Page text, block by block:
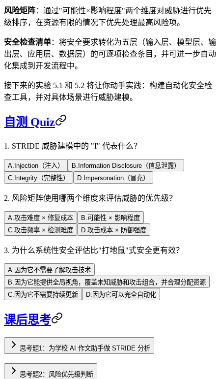
风险矩阵：通过"可能性×影响程度"两个维度对威胁进行优先
级排序，在资源有限的情况下优先处理最高风险项。
安全检查清单：将安全要求转化为五层（输入层、模型层、输
出层、应用层、数据层）的可逐项检查条目，并可进一步自动
化集成到开发流程中。
接下来的实验 5.1 和 5.2 将让你动手实践：构建自动化安全检
查工具，并对具体场景进行威胁建模。
自测 Quiz
1 . STRIDE 威胁建模中的 "I" 代表什么？
A. Injection（注入） B. Information Disclosure（信息泄露）
C. Integrity（完整性） D. Impersonation（冒充）
2. 风险矩阵使用哪两个维度来评估威胁的优先级？
A.攻击难度 × 修复成本 B. 可能性 × 影响程度
C.攻击频率 × 检测难度 D.攻击成本 × 防御强度
3. 为什么系统性安全评估比"打地鼠"式安全更有效？
A. 因为它不需要了解攻击技术
B. 因为它能提供全局视角，覆盖未知威胁和攻击组合，并合理分配资源
C. 因为它不需要持续更新 D. 因为它可以完全自动化
课后思考
思考题1：为学校 AI 作文助手做 STRIDE 分析
思考题2：风险优先级判断